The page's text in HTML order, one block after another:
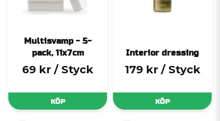
Multisvamp - 5-
pack, 11x7cm
69 kr / Styck
KÖP
Interior dressing
179 kr / Styck
KÖP